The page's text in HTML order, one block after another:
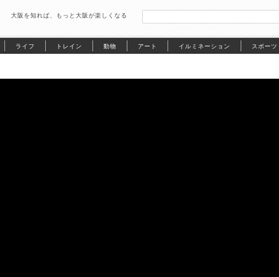
大阪を知れば、もっと大阪が楽しくなる
ライフ トレイン 動物 アート イルミネーション スポーツ